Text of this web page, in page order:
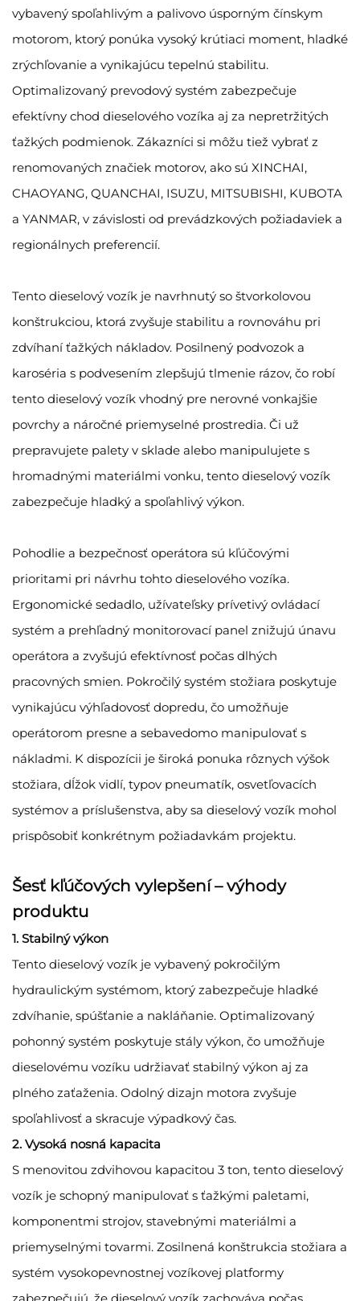
vybavený spoľahlivým a palivovo úsporným čínskym
motorom, ktorý ponúka vysoký krútiaci moment, hladké
zrýchľovanie a vynikajúcu tepelnú stabilitu.
Optimalizovaný prevodový systém zabezpečuje
efektívny chod dieselového vozíka aj za nepretržitých
ťažkých podmienok. Zákazníci si môžu tiež vybrať z
renomovaných značiek motorov, ako sú XINCHAI,
CHAOYANG, QUANCHAI, ISUZU, MITSUBISHI, KUBOTA
a YANMAR, v závislosti od prevádzkových požiadaviek a
regionálnych preferencií.
Tento dieselový vozík je navrhnutý so štvorkolovou
konštrukciou, ktorá zvyšuje stabilitu a rovnováhu pri
zdvíhaní ťažkých nákladov. Posilnený podvozok a
karoséria s podvesením zlepšujú tlmenie rázov, čo robí
tento dieselový vozík vhodný pre nerovné vonkajšie
povrchy a náročné priemyselné prostredia. Či už
prepravujete palety v sklade alebo manipulujete s
hromadnými materiálmi vonku, tento dieselový vozík
zabezpečuje hladký a spoľahlivý výkon.
Pohodlie a bezpečnosť operátora sú kľúčovými
prioritami pri návrhu tohto dieselového vozíka.
Ergonomické sedadlo, užívateľsky prívetivý ovládací
systém a prehľadný monitorovací panel znižujú únavu
operátora a zvyšujú efektívnosť počas dlhých
pracovných smien. Pokročilý systém stožiara poskytuje
vynikajúcu výhľadovosť dopredu, čo umožňuje
operátorom presne a sebavedomo manipulovať s
nákladmi. K dispozícii je široká ponuka rôznych výšok
stožiara, dĺžok vidlí, typov pneumatík, osvetľovacích
systémov a príslušenstva, aby sa dieselový vozík mohol
prispôsobiť konkrétnym požiadavkám projektu.
Šesť kľúčových vylepšení – výhody
produktu
1. Stabilný výkon
Tento dieselový vozík je vybavený pokročilým
hydraulickým systémom, ktorý zabezpečuje hladké
zdvíhanie, spúšťanie a nakláňanie. Optimalizovaný
pohonný systém poskytuje stály výkon, čo umožňuje
dieselovému vozíku udržiavať stabilný výkon aj za
plného zaťaženia. Odolný dizajn motora zvyšuje
spoľahlivosť a skracuje výpadkový čas.
2. Vysoká nosná kapacita
S menovitou zdvihovou kapacitou 3 ton, tento dieselový
vozík je schopný manipulovať s ťažkými paletami,
komponentmi strojov, stavebnými materiálmi a
priemyselnými tovarmi. Zosilnená konštrukcia stožiara a
systém vysokopevnostnej vozíkovej platformy
zabezpečujú, že dieselový vozík zachováva počas